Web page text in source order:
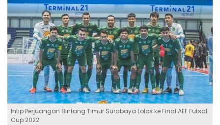
Intip Perjuangan Bintang Timur Surabaya Lolos ke Final AFF Futsal
Cup 2022